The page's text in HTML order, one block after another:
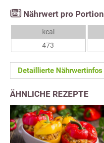
Nährwert pro Portion
kcal
473
Detaillierte Nährwertinfos
ÄHNLICHE REZEPTE